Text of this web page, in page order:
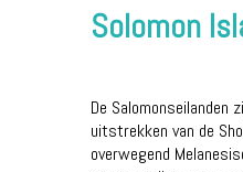
Solomon
De
uitstrekken van de
overwegend